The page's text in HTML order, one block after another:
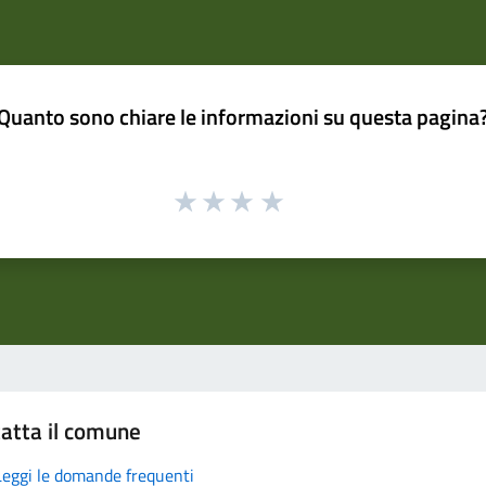
sono chiare le informazioni su questa
il comune
le domande frequenti